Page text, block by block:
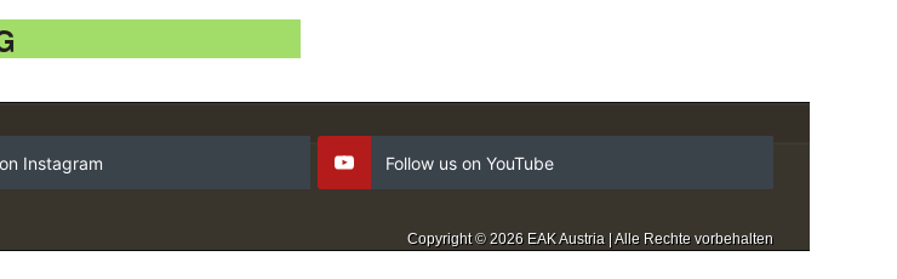
Instagram Follow us on YouTube
Copyright © 2026 EAK Austria | Alle Rechte vorbehalten